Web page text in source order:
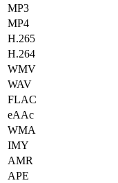
MP3
MP4
H.265
H.264
WMV
WAV
FLAC
eAAc
WMA
IMY
AMR
APE